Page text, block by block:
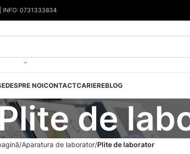
INFO: 0731333834
DESPRE NOICONTACTCARIEREBLOG
de
Aparatura de laborator Plite de laborator